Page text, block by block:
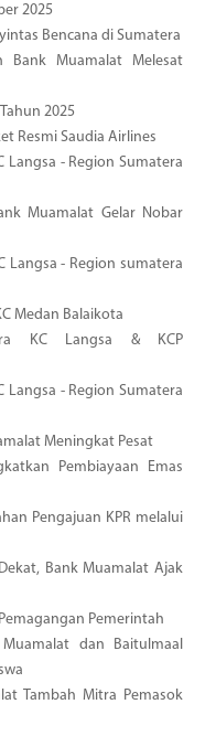
2025
Bencana di Sumatera
Bank Muamalat Melesat
2025
Resmi Saudia Airlines
Langsa - Region Sumatera
Muamalat Gelar Nobar
Langsa - Region sumatera
Medan Balaikota
KC Langsa & KCP
Langsa - Region Sumatera
Meningkat Pesat
Pembiayaan Emas
Pengajuan KPR melalui
Bank Muamalat Ajak
Pemerintah
dan Baitulmaal
Tambah Mitra Pemasok